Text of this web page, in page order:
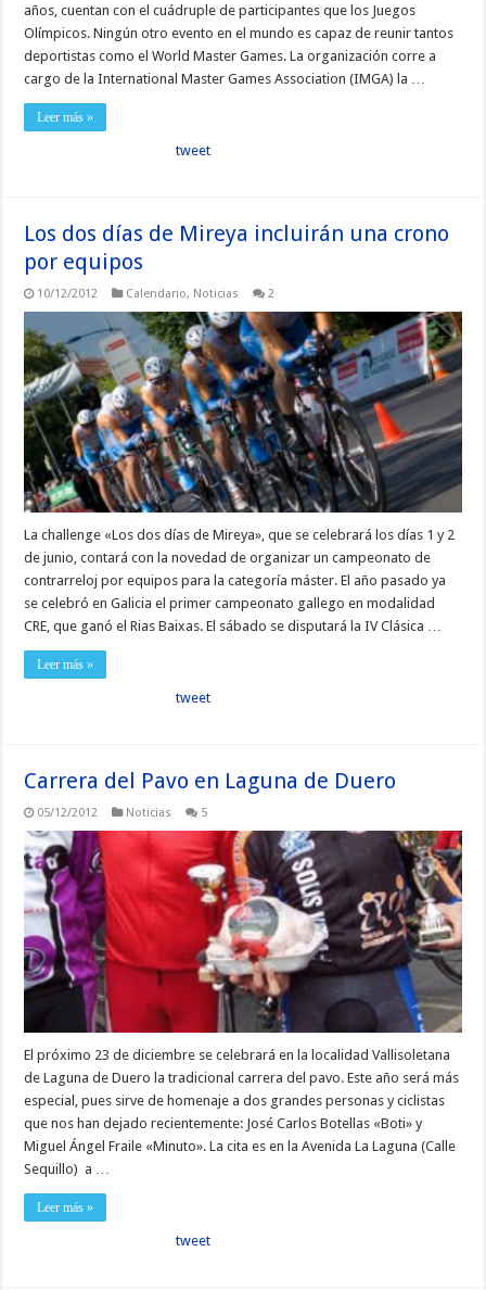
años, cuentan con el cuádruple de participantes que los Juegos
Olímpicos. Ningún otro evento en el mundo es capaz de reunir tantos
deportistas como el World Master Games. La organización corre a
cargo de la International Master Games Association (IMGA) la …
Leer más »
tweet
Los dos días de Mireya incluirán una crono
por equipos
10/12/2012 Calendario, Noticias 2
La challenge «Los dos días de Mireya», que se celebrará los días 1 y 2
de junio, contará con la novedad de organizar un campeonato de
contrarreloj por equipos para la categoría máster. El año pasado ya
se celebró en Galicia el primer campeonato gallego en modalidad
CRE, que ganó el Rias Baixas. El sábado se disputará la IV Clásica …
Leer más »
tweet
Carrera del Pavo en Laguna de Duero
05/12/2012 Noticias 5
El próximo 23 de diciembre se celebrará en la localidad Vallisoletana
de Laguna de Duero la tradicional carrera del pavo. Este año será más
especial, pues sirve de homenaje a dos grandes personas y ciclistas
que nos han dejado recientemente: José Carlos Botellas «Boti» y
Miguel Ángel Fraile «Minuto». La cita es en la Avenida La Laguna (Calle
Sequillo) a …
Leer más »
tweet